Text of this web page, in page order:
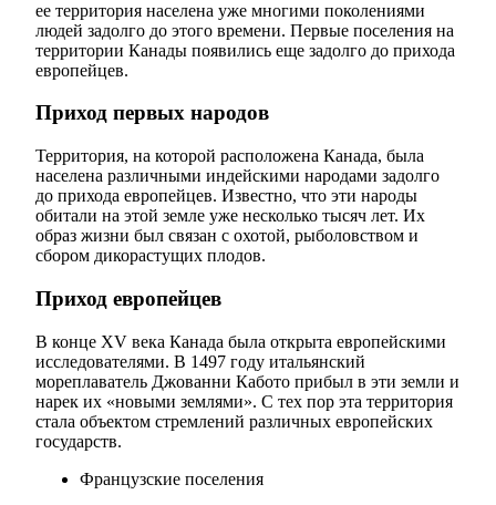
ее территория населена уже многими поколениями
людей задолго до этого времени. Первые поселения на
территории Канады появились еще задолго до прихода
европейцев.
Приход первых народов
Территория, на которой расположена Канада, была
населена различными индейскими народами задолго
до прихода европейцев. Известно, что эти народы
обитали на этой земле уже несколько тысяч лет. Их
образ жизни был связан с охотой, рыболовством и
сбором дикорастущих плодов.
Приход европейцев
В конце XV века Канада была открыта европейскими
исследователями. В 1497 году итальянский
мореплаватель Джованни Кабото прибыл в эти земли и
нарек их «новыми землями». С тех пор эта территория
стала объектом стремлений различных европейских
государств.
Французские поселения